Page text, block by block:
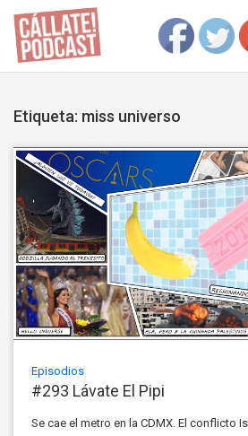
Etiqueta: miss universo
Episodios
#293 Lávate El Pipi
Se cae el metro en la CDMX. El conflicto